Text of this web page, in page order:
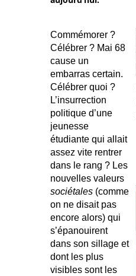
Commémorer ?
Célébrer ? Mai 68
cause un
embarras certain.
Célébrer quoi ?
L’insurrection
politique d’une
jeunesse
étudiante qui allait
assez vite rentrer
dans le rang ? Les
nouvelles valeurs
sociétales (comme
on ne disait pas
encore alors) qui
s’épanouirent
dans son sillage et
dont les plus
visibles sont les